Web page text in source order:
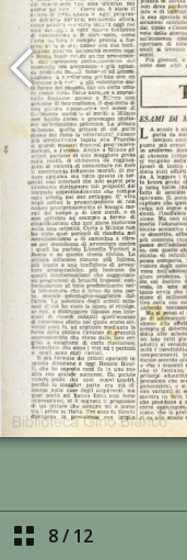
8/ 12